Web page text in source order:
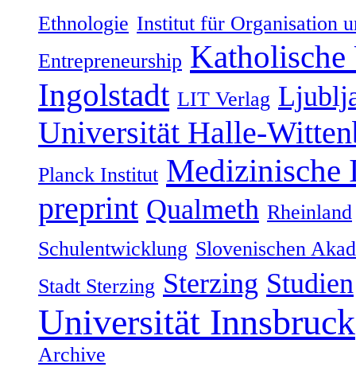
Ethnologie Institut für Organisation
Entrepreneurship
Ingolstadt LIT Verlag
Universität Halle-
Planck Institut
preprint Qualmeth Rheinland
Schulentwicklung Slovenischen
Stadt Sterzing Sterzing Studien
Universität Innsbruck
Archive